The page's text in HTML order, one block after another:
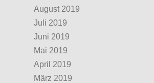
August 2019
Juli 2019
Juni 2019
Mai 2019
April 2019
März 2019